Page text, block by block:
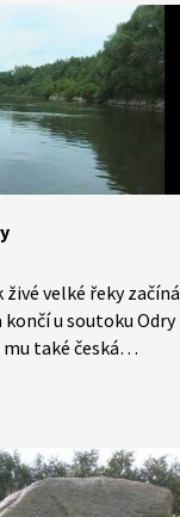
získat snadno
vysoký plat. Být
také znamenalo
mnohdy závislost
se
horníků
i jinou Ostravu.
míry je dnešní
minulosti.
živé velké řeky začíná
končí u soutoku Odry
mu také česká
štěrkové lavice
ekosystém. Tento
rozhodně stojí